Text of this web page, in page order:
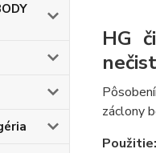
HG
záclony
Použitie: